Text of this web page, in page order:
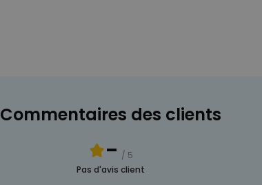
Commentaires des clients
- / 5
Pas d'avis client